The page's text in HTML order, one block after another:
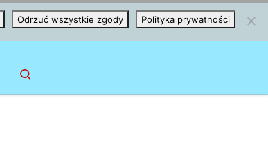
Odrzuć wszystkie zgody Polityka prywatności